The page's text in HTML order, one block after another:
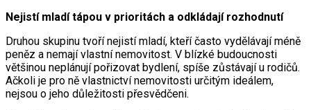
Nejistí mladí tápou v prioritách a odkládají rozhodnutí
Druhou skupinu tvoří nejistí mladí, kteří často vydělávají méně
peněz a nemají vlastní nemovitost. V blízké budoucnosti
většinou neplánují pořizovat bydlení, spíše zůstávají u rodičů.
Ačkoli je pro ně vlastnictví nemovitosti určitým ideálem,
nejsou o jeho důležitosti přesvědčeni.